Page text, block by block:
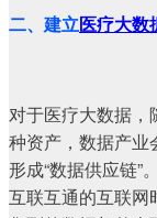
二、建立医疗大数
对于医疗大数据，
种资产，数据产业
形成“数据供应链”
互联互通的互联网